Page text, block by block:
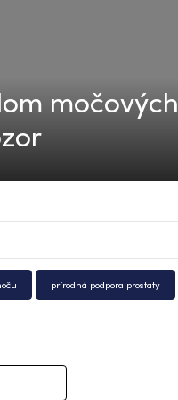
močových
prírodná podpora prostaty